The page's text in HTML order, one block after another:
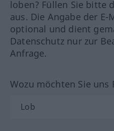
loben? Füllen Sie bitte
aus. Die Angabe der E-
optional und dient
Datenschutz nur zur
Anfrage.
Wozu möchten Sie uns